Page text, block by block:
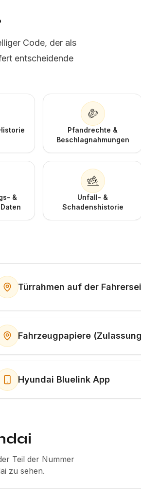
Code, der als
entscheidende
Pfandrechte &
Beschlagnahmungen
&
Unfall- &
Schadenshistorie
Türrahmen auf der
Fahrzeugpapiere
Hyundai Bluelink App
Teil der Nummer
zu sehen.